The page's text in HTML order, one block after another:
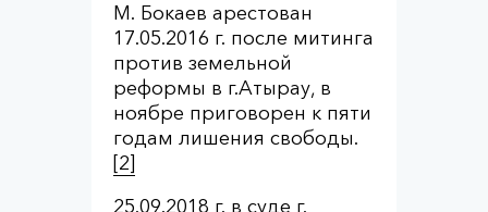
М. Бокаев арестован
17.05.2016 г. после митинга
против земельной
реформы в г.Атырау, в
ноябре приговорен к пяти
годам лишения свободы.
[2]
25.09.2018 г. в суде г.